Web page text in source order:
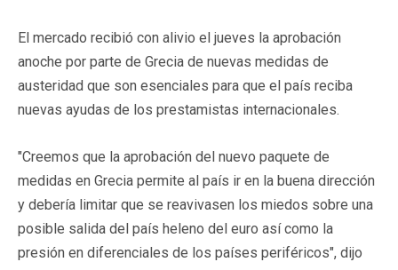
El mercado recibió con alivio el jueves la aprobación
anoche por parte de Grecia de nuevas medidas de
austeridad que son esenciales para que el país reciba
nuevas ayudas de los prestamistas internacionales.
"Creemos que la aprobación del nuevo paquete de
medidas en Grecia permite al país ir en la buena dirección
y debería limitar que se reavivasen los miedos sobre una
posible salida del país heleno del euro así como la
presión en diferenciales de los países periféricos", dijo